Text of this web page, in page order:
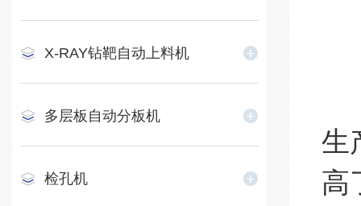
X-RAY钻靶自动上料机
多层板自动分板机
检孔机
生
高